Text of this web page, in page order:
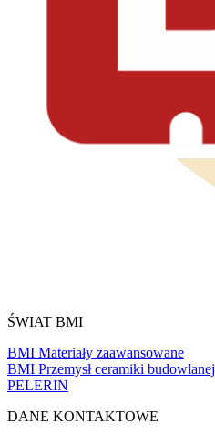
ŚWIAT BMI
BMI Materiały zaawansowane
BMI Przemysł ceramiki budowlanej
PELERIN
DANE KONTAKTOWE